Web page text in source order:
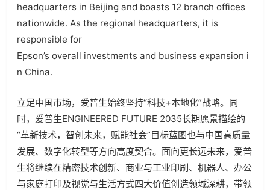
headquarters in Beijing and boasts 12 branch offices
nationwide. As the regional headquarters, it is
responsible for
Epson’s overall investments and business expansion i
n China.
立足中国市场，爱普生始终坚持“科技+本地化”战略。同
时，爱普生ENGINEERED FUTURE 2035长期愿景描绘的
“革新技术，智创未来，赋能社会”目标蓝图也与中国高质量
发展、数字化转型等方向高度契合。面向更长远未来，爱普
生将继续在精密技术创新、商业与工业印刷、机器人、办公
与家庭打印及视觉与生活方式四大价值创造领域深耕，带领